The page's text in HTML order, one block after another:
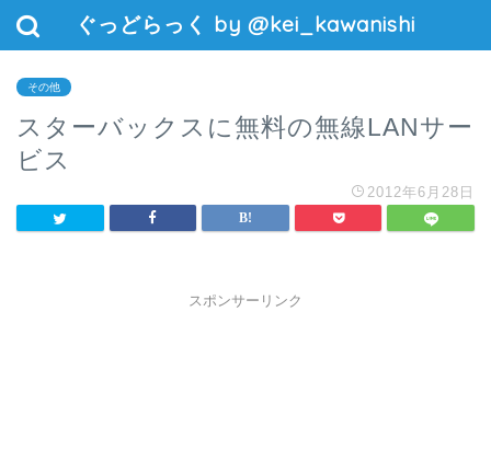
ぐっどらっく by @kei_kawanishi
その他
スターバックスに無料の無線LANサー
ビス
2012年6月28日
スポンサーリンク